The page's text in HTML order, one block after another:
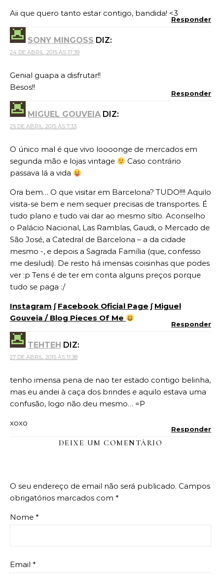
Aii que quero tanto estar contigo, bandida! <3
Responder
SONY MINGOSS DIZ:
24 DE ABRIL, 2015 ÀS 17:39
Genial guapa a disfrutar!!
Besos!!
Responder
MIGUEL GOUVEIA DIZ:
25 DE ABRIL, 2015 ÀS 7:33
O único mal é que vivo loooonge de mercados em
segunda mão e lojas vintage
Caso contrário
passava lá a vida
Ora bem… O que visitar em Barcelona? TUDO!!!! Aquilo
visita-se bem e nem sequer precisas de transportes. É
tudo plano e tudo vai dar ao mesmo sítio. Aconselho
o Palácio Nacional, Las Ramblas, Gaudi, o Mercado de
São José, a Catedral de Barcelona – a da cidade
mesmo -, e depois a Sagrada Família (que, confesso
me desiludi). De resto há imensas coisinhas que podes
ver :p Tens é de ter em conta alguns preços porque
tudo se paga :/
Instagram ∫Facebook Oficial Page ∫Miguel
Gouveia / Blog Pieces Of Me
Responder
TEHTEH DIZ:
27 DE ABRIL, 2015 ÀS 11:38
tenho imensa pena de nao ter estado contigo belinha,
mas eu andei à caça dos brindes e aquilo estava uma
confusão, logo não deu mesmo… =P
xoxo
Responder
DEIXE UM COMENTÁRIO
O seu endereço de email não será publicado. Campos
obrigatórios marcados com *
Nome *
Email *